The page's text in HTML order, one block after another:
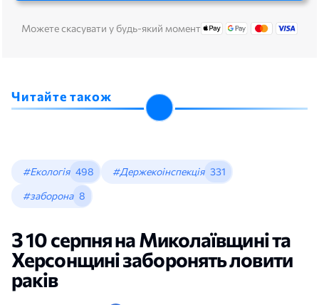
Можете скасувати у будь-який момент
Читайте також
#Екологія 498 #Держекоінспекція 331
#заборона 8
З 10 серпня на Миколаївщині та
Херсонщині заборонять ловити
раків